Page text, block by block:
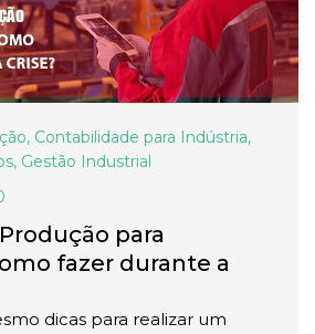
, Contabilidade para Indústria,
, Gestão Industrial
para
fazer durante a
dicas para realizar um